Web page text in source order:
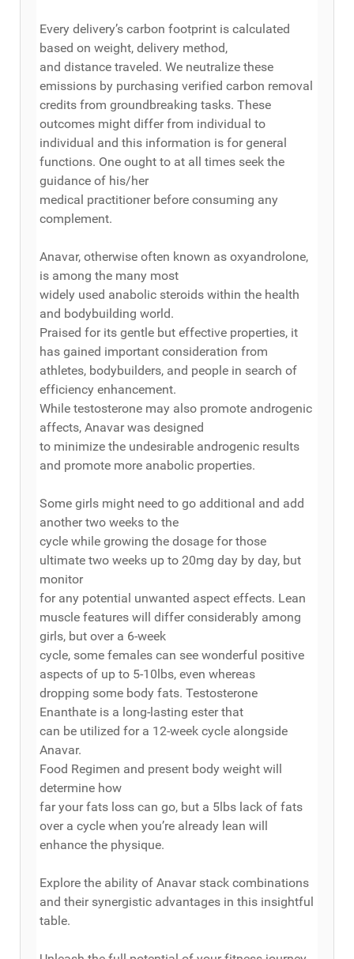
Every delivery’s carbon footprint is calculated
based on weight, delivery method,
and distance traveled. We neutralize these
emissions by purchasing verified carbon removal
credits from groundbreaking tasks. These
outcomes might differ from individual to
individual and this information is for general
functions. One ought to at all times seek the
guidance of his/her
medical practitioner before consuming any
complement.
Anavar, otherwise often known as oxyandrolone,
is among the many most
widely used anabolic steroids within the health
and bodybuilding world.
Praised for its gentle but effective properties, it
has gained important consideration from
athletes, bodybuilders, and people in search of
efficiency enhancement.
While testosterone may also promote androgenic
affects, Anavar was designed
to minimize the undesirable androgenic results
and promote more anabolic properties.
Some girls might need to go additional and add
another two weeks to the
cycle while growing the dosage for those
ultimate two weeks up to 20mg day by day, but
monitor
for any potential unwanted aspect effects. Lean
muscle features will differ considerably among
girls, but over a 6-week
cycle, some females can see wonderful positive
aspects of up to 5-10lbs, even whereas
dropping some body fats. Testosterone
Enanthate is a long-lasting ester that
can be utilized for a 12-week cycle alongside
Anavar.
Food Regimen and present body weight will
determine how
far your fats loss can go, but a 5lbs lack of fats
over a cycle when you’re already lean will
enhance the physique.
Explore the ability of Anavar stack combinations
and their synergistic advantages in this insightful
table.